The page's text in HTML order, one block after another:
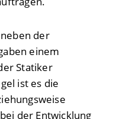
der
einem
Statiker
ist es die
der Entwicklung